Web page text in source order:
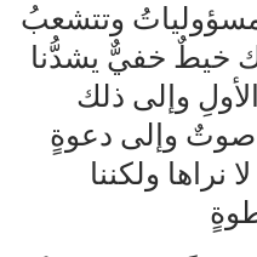
وتتشعبُ
خيطٌ خفيٌّ يشدُّنا
وإلى ذلك
صوتٌ وإلى دعوةٍ
ولكننا